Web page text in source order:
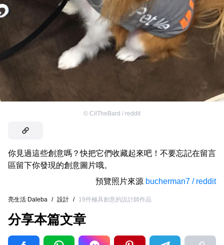
© CilTheBard / reddit
你見過這些創意嗎？快把它們收藏起來吧！不要忘記在留言
區留下你發現的創意圖片哦。
預覽照片來源 bucherman7 / reddit
亮生活 Daleba / 設計 / 19件極具創意的設計師作品
分享本篇文章